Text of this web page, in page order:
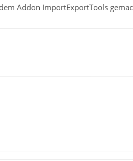
Addon ImportExportTools